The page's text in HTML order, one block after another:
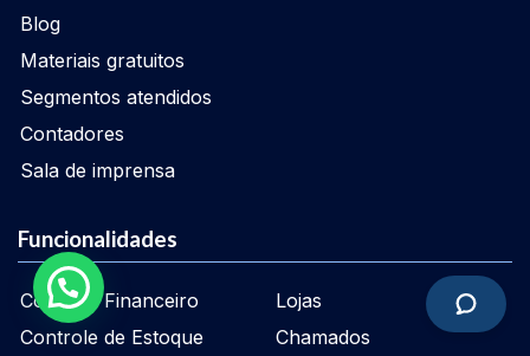
Blog
Materiais gratuitos
Segmentos atendidos
Contadores
Sala de imprensa
Funcionalidades
Controle Financeiro
Controle de Estoque
Lojas
Chamados